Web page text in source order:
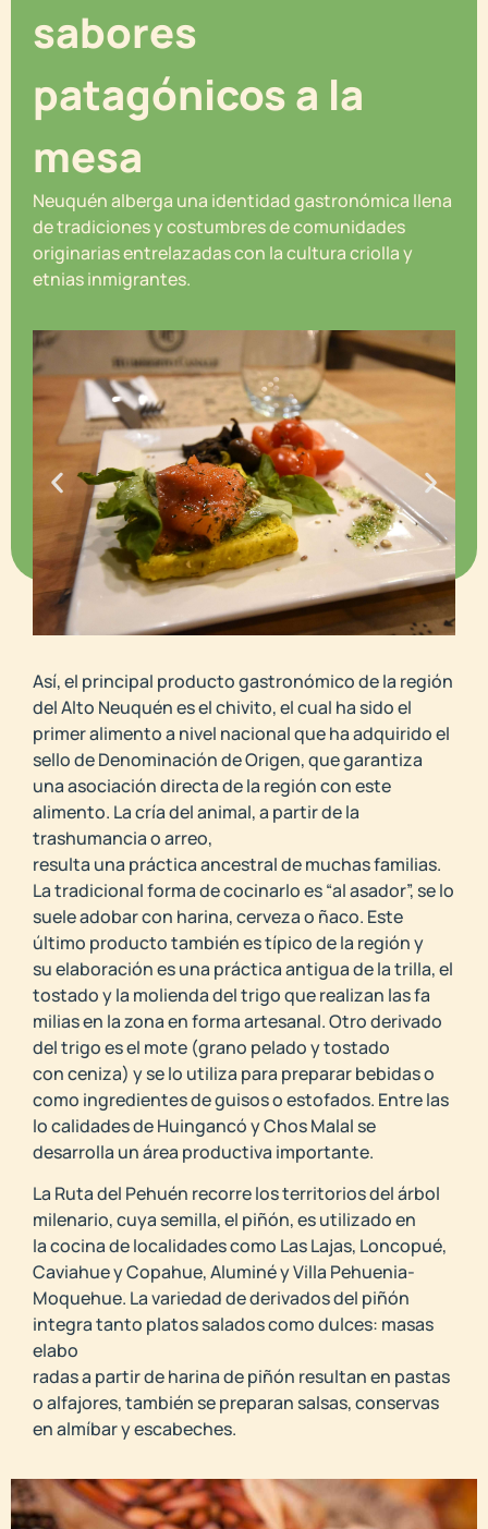
sabores
patagónicos a la
mesa
Neuquén alberga una identidad gastronómica llena
de tradiciones y costumbres de comunidades
originarias entrelazadas con la cultura criolla y
etnias inmigrantes.
Así, el principal producto gastronómico de la región
del Alto Neuquén es el chivito, el cual ha sido el
primer alimento a nivel nacional que ha adquirido el
sello de Denominación de Origen, que garantiza
una asociación directa de la región con este
alimento. La cría del animal, a partir de la
trashumancia o arreo,
resulta una práctica ancestral de muchas familias.
La tradicional forma de cocinarlo es “al asador”, se lo
suele adobar con harina, cerveza o ñaco. Este
último producto también es típico de la región y
su elaboración es una práctica antigua de la trilla, el
tostado y la molienda del trigo que realizan las fa
milias en la zona en forma artesanal. Otro derivado
del trigo es el mote (grano pelado y tostado
con ceniza) y se lo utiliza para preparar bebidas o
como ingredientes de guisos o estofados. Entre las
lo calidades de Huingancó y Chos Malal se
desarrolla un área productiva importante.
La Ruta del Pehuén recorre los territorios del árbol
milenario, cuya semilla, el piñón, es utilizado en
la cocina de localidades como Las Lajas, Loncopué,
Caviahue y Copahue, Aluminé y Villa Pehuenia-
Moquehue. La variedad de derivados del piñón
integra tanto platos salados como dulces: masas
elabo
radas a partir de harina de piñón resultan en pastas
o alfajores, también se preparan salsas, conservas
en almíbar y escabeches.